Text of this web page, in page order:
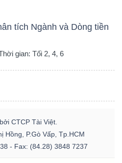
tích Ngành và Dòng tiền
gian: Tối 2, 4, 6
CTCP Tài Việt.
Hồng, P.Gò Vấp, Tp.HCM
- Fax: (84.28) 3848 7237